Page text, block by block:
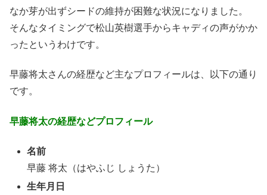
なか芽が出ずシードの維持が困難な状況になりました。
そんなタイミングで松山英樹選手からキャディの声がかか
ったというわけです。
早藤将太さんの経歴など主なプロフィールは、以下の通り
です。
早藤将太の経歴などプロフィール
名前
早藤 将太（はやふじ しょうた）
生年月日